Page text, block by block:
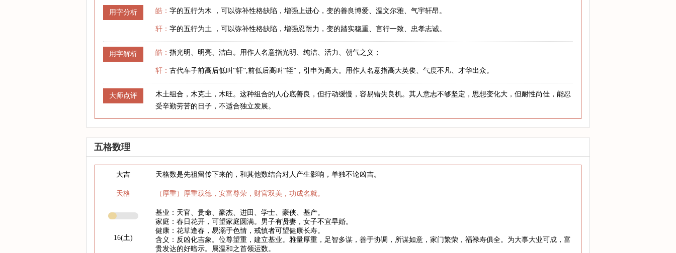
用字分析 皓： 字的五行为木 ，可以弥补性格缺陷，增强上进心，变的善良博爱、温文尔雅、气宇轩昂。
轩： 字的五行为土 ，可以弥补性格缺陷，增强忍耐力，变的踏实稳重、言行一致、忠孝志诚。
用字解析 皓： 指光明、明亮、洁白。用作人名意指光明、纯洁、活力、朝气之义；
轩： 古代车子前高后低叫“轩”,前低后高叫“轾”，引申为高大。用作人名意指高大英俊、气度不凡、才华出众。
大师点评
木土组合，木克土，木旺。这种组合的人心底善良，但行动缓慢，容易错失良机。其人意志不够坚定，思想变化大，但耐性尚佳，能忍
受辛勤劳苦的日子，不适合独立发展。
五格数理
大吉
天格
16(土)
天格数是先祖留传下来的，和其他数结合对人产生影响，单独不论凶吉。
（厚重）厚重载德，安富尊荣，财官双美，功成名就。
基业：天官、贵命、豪杰、进田、学士、豪侠、基产。
家庭：春日花开，可望家庭圆满。男子有贤妻，女子不宜早婚。
健康：花草逢春，易溺于色情，戒慎者可望健康长寿。
含义：反凶化吉象。位尊望重，建立基业。雅量厚重，足智多谋，善于协调，所谋如意，家门繁荣，福禄寿俱全。为大事大业可成，富
贵发达的好暗示。属温和之首领运数。